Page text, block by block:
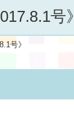
号》
号》